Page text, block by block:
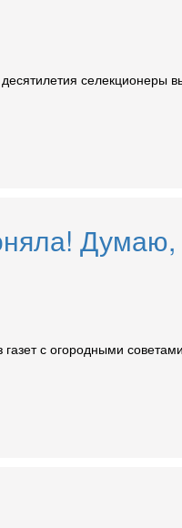
Думаю,
с огородными